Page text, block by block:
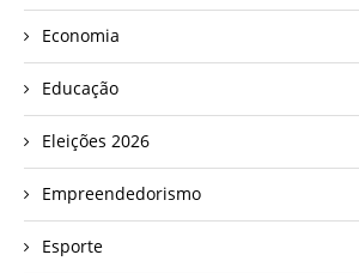
Economia
Educação
Eleições 2026
Empreendedorismo
Esporte